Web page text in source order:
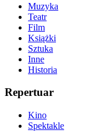
Muzyka
Teatr
Film
Książki
Sztuka
Inne
Historia
Repertuar
Kino
Spektakle